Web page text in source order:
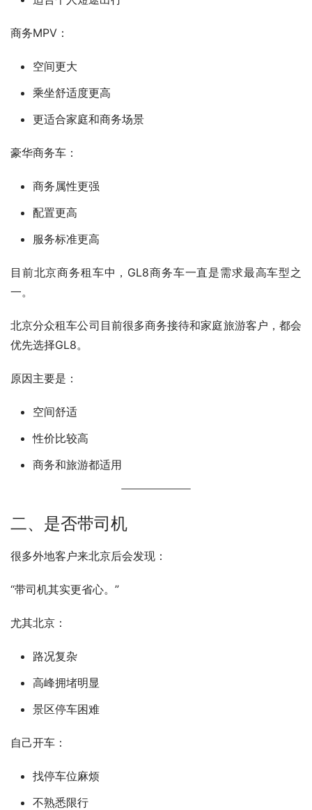
商务MPV：
空间更大
乘坐舒适度更高
更适合家庭和商务场景
豪华商务车：
商务属性更强
配置更高
服务标准更高
目前北京商务租车中，GL8商务车一直是需求最高车型之
一。
北京分众租车公司目前很多商务接待和家庭旅游客户，都会
优先选择GL8。
原因主要是：
空间舒适
性价比较高
商务和旅游都适用
二、是否带司机
很多外地客户来北京后会发现：
“带司机其实更省心。”
尤其北京：
路况复杂
高峰拥堵明显
景区停车困难
自己开车：
找停车位麻烦
不熟悉限行